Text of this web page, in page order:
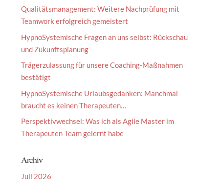
Qualitätsmanagement: Weitere Nachprüfung mit
Teamwork erfolgreich gemeistert
HypnoSystemische Fragen an uns selbst: Rückschau
und Zukunftsplanung
Trägerzulassung für unsere Coaching-Maßnahmen
bestätigt
HypnoSystemische Urlaubsgedanken: Manchmal
braucht es keinen Therapeuten…
Perspektivwechsel: Was ich als Agile Master im
Therapeuten-Team gelernt habe
Archiv
Juli 2026